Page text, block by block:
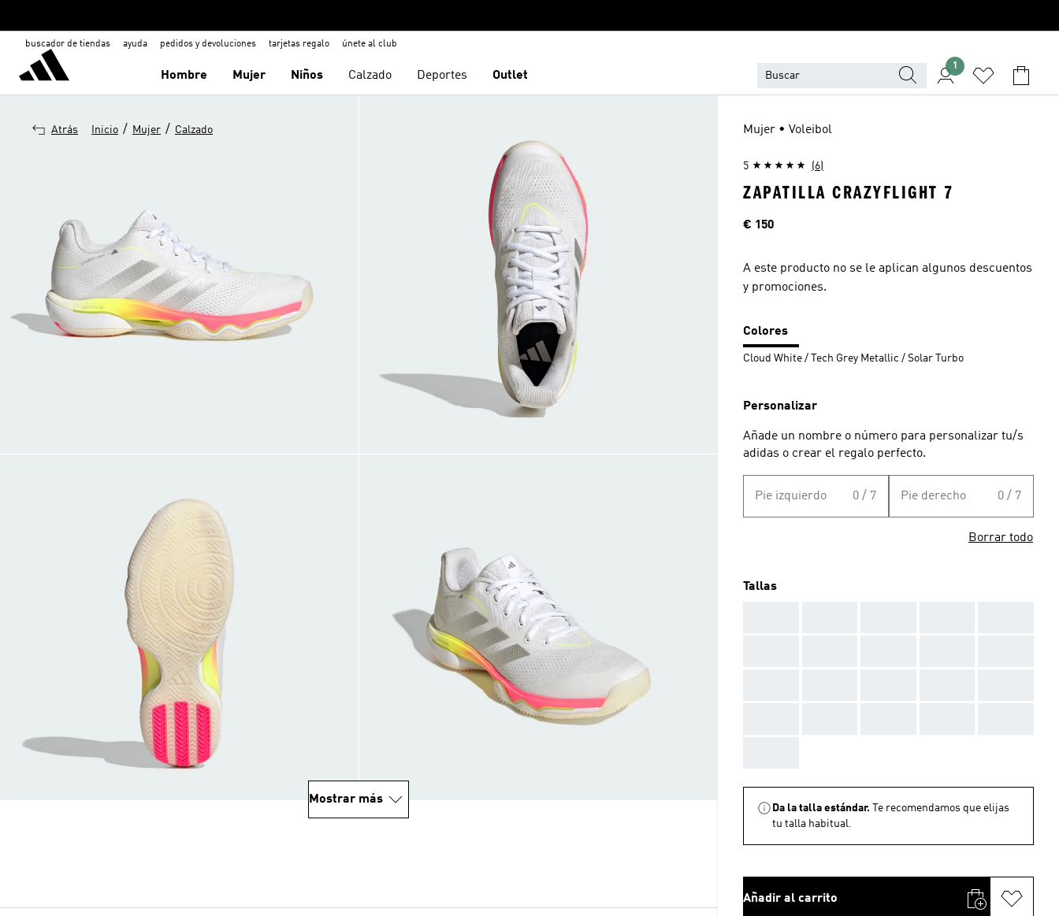
buscador de tiendas ayuda pedidos y devoluciones tarjetas regalo únete al club
Hombre Mujer Niños Calzado Deportes Outlet
1
Atrás Inicio / Mujer / Calzado
Mostrar más
Mujer • Voleibol
5 (6)
ZAPATILLA CRAZYFLIGHT 7
Precio
€ 150
A este producto no se le aplican algunos descuentos
y promociones.
Colores
Cloud White / Tech Grey Metallic / Solar Turbo
Personalizar
Añade un nombre o número para personalizar tu/s
adidas o crear el regalo perfecto.
Pie izquierdo 0 / 7 Pie derecho 0 / 7
Borrar todo
Tallas
Da la talla estándar.
Te recomendamos que elijas
tu talla habitual.
Añadir al carrito